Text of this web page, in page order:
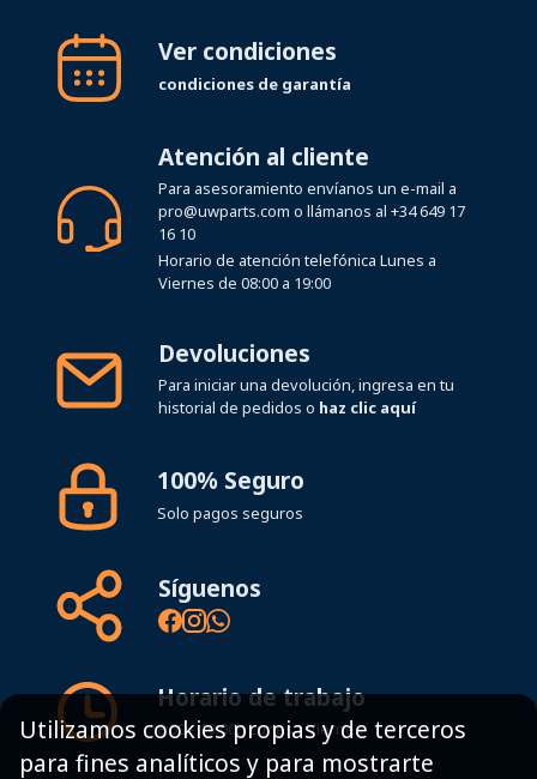
Ver condiciones
condiciones de garantía
Atención al cliente
Para asesoramiento envíanos un e-mail a
pro@uwparts.com o llámanos al +34 649 17
16 10
Horario de atención telefónica Lunes a
Viernes de 08:00 a 19:00
Devoluciones
Para iniciar una devolución, ingresa en tu
historial de pedidos o haz clic aquí
100% Seguro
Solo pagos seguros
Síguenos
Horario de trabajo
8:00 - 19:00h Lunes - Viernes
Utilizamos cookies propias y de terceros
para fines analíticos y para mostrarte